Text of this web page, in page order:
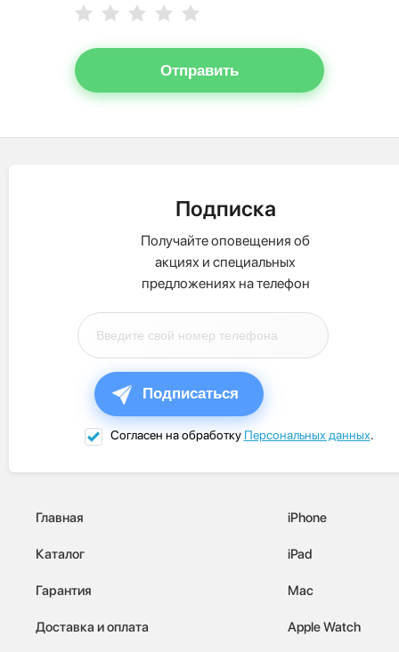
Отправить
Подписка
Получайте оповещения об
акциях и специальных
предложениях на телефон
Подписаться
Согласен на обработку Персональных данных.
Главная
Каталог
Гарантия
Доставка и оплата
iPhone
iPad
Mac
Apple Watch